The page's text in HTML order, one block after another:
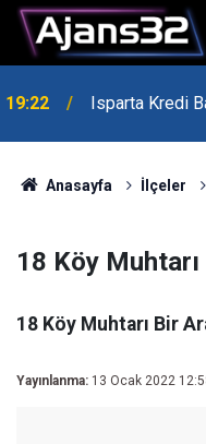
19:22 Isparta Kredi
Anasayfa İlçeler
18 Köy
18 Köy Muhtarı Bir
Yayınlanma: 13 Ocak 2022